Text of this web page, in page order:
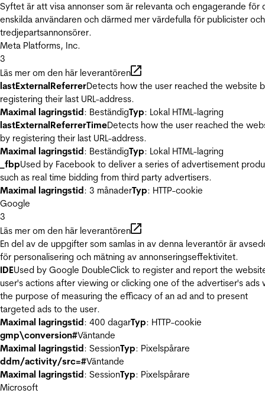
Syftet är att visa annonser som är relevanta och engagerande för
enskilda användaren och därmed mer värdefulla för publicister och
tredjepartsannonsörer.
Meta Platforms, Inc.
3
Läs mer om den här leverantören
lastExternalReferrerDetects how the user reached the website
registering their last URL-address.
Maximal lagringstid: BeständigTyp: Lokal HTML-lagring
lastExternalReferrerTimeDetects how the user reached the
by registering their last URL-address.
Maximal lagringstid: BeständigTyp: Lokal HTML-lagring
_fbpUsed by Facebook to deliver a series of advertisement
such as real time bidding from third party advertisers.
Maximal lagringstid: 3 månaderTyp: HTTP-cookie
Google
3
Läs mer om den här leverantören
En del av de uppgifter som samlas in av denna leverantör är
för personalisering och mätning av annonseringseffektivitet.
IDEUsed by Google DoubleClick to register and report the
user's actions after viewing or clicking one of the advertiser's ads
the purpose of measuring the efficacy of an ad and to present
targeted ads to the user.
Maximal lagringstid: 400 dagarTyp: HTTP-cookie
gmp\conversion#Väntande
Maximal lagringstid: SessionTyp: Pixelspårare
ddm/activity/src=#Väntande
Maximal lagringstid: SessionTyp: Pixelspårare
Microsoft